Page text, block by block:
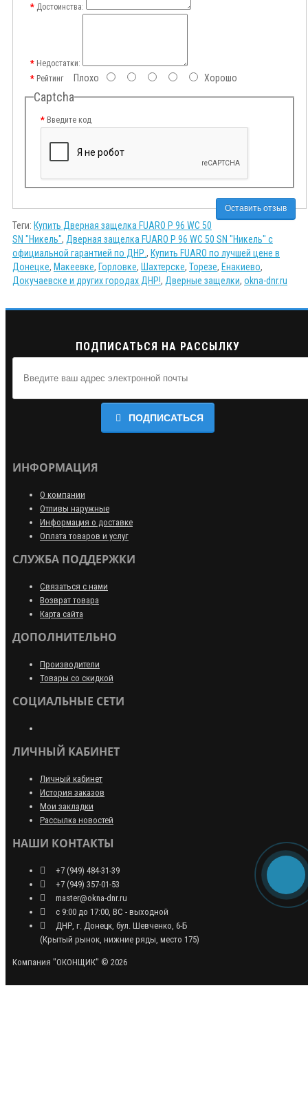
Достоинства:
Недостатки:
РейтингПлохо Хорошо
Captcha
Введите код
Оставить отзыв
Теги: Купить Дверная защелка FUARO P 96 WC 50
SN "Никель", Дверная защелка FUARO P 96 WC 50 SN "Никель" с
официальной гарантией по ДНР. , Купить FUARO по лучшей цене в
Донецке, Макеевке, Горловке, Шахтерске, Торезе, Енакиево,
Докучаевске и других городах ДНР!, Дверные защелки, okna-dnr.ru
ПОДПИСАТЬСЯ НА РАССЫЛКУ
ПОДПИСАТЬСЯ
ИНФОРМАЦИЯ
О компании
Отливы наружные
Информация о доставке
Оплата товаров и услуг
СЛУЖБА ПОДДЕРЖКИ
Связаться с нами
Возврат товара
Карта сайта
ДОПОЛНИТЕЛЬНО
Производители
Товары со скидкой
СОЦИАЛЬНЫЕ СЕТИ
ЛИЧНЫЙ КАБИНЕТ
Личный кабинет
История заказов
Мои закладки
Рассылка новостей
НАШИ КОНТАКТЫ
+7 (949) 484-31-39
+7 (949) 357-01-53
master@okna-dnr.ru
с 9:00 до 17:00, ВС - выходной
ДНР, г. Донецк, бул. Шевченко, 6-Б
(Крытый рынок, нижние ряды, место 175)
Компания "ОКОНЩИК" © 2026